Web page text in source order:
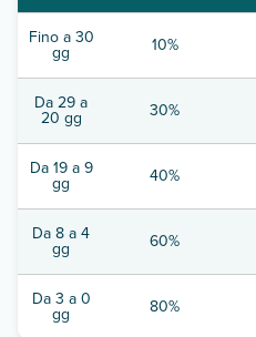
Fino a 30
gg 10%
Da 29 a
20 gg 30%
Da 19 a 9
gg 40%
Da 8 a 4
gg 60%
Da 3 a 0
gg 80%